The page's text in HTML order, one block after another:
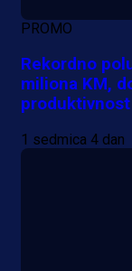
PROMO
Rekordno
miliona KM,
1 sedmica 4 dan